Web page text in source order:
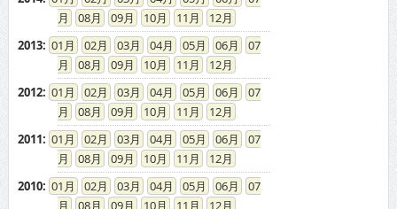
08
09 10 11
12
2007
01 02 03 04 05 06
07
08
09 10 11
12
2006
01 02 03 04 05 06
07
08
09 10 11
12
2005
01 02 03 04 05 06
07
08
09 10 11
12
2004
01 02 03 04 05 06
07
08
09 10 11
12